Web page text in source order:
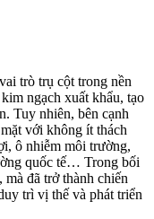
trò trụ cột trong nền
ngạch xuất khẩu, tạo
Tuy nhiên, bên cạnh
với không ít thách
ô nhiễm môi trường,
quốc tế… Trong bối
đã trở thành chiến
trì vị thế và phát triển